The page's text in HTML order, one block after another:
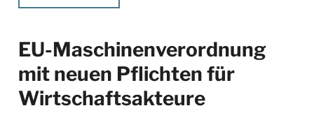
EU-Maschinenverordnung
mit neuen Pflichten für
Wirtschaftsakteure